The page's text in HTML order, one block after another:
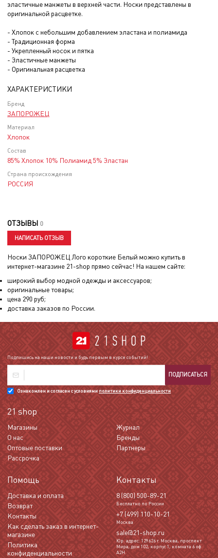
эластичные манжеты в верхней части. Носки представлены в
оригинальной расцветке.
- Хлопок с небольшим добавлением эластана и полиамида
- Традиционная форма
- Укрепленный носок и пятка
- Эластичные манжеты
- Оригинальная расцветка
ХАРАКТЕРИСТИКИ
Бренд
ЗАПОРОЖЕЦ
Материал
Хлопок
Состав
85% Хлопок 10% Полиамид 5% Эластан
Страна происхождения
РОССИЯ
ОТЗЫВЫ 0
НАПИСАТЬ ОТЗЫВ
Носки ЗАПОРОЖЕЦ Лого короткие Белый можно купить в
интернет-магазине 21-shop прямо сейчас! На нашем сайте:
широкий выбор модной одежды и аксессуаров;
оригинальные товары;
цена 290 руб;
доставка заказов по России.
Подпишись на наши новости и будь первым в курсе событий!
ПОДПИСАТЬСЯ
Ознакомлен и согласен с условиямиполитики конфиденциальности
21 shop
Магазины
Журнал
О нас
Бренды
Оптовые поставки
Партнеры
Рассрочка
Помощь
Доставка и оплата
Возврат
Контакты
Как сделать заказ в интернет-
магазине
Политика
конфиденциальности
Контакты
8 (800) 500-89-21
Бесплатно по России
+7 (499) 110-10-21
Москва
sale@21-shop.ru
Юр. адрес: 129626 г. Москва, проспект
Мира, дом 102, корпус 1, комната 6 оф
А2Н.